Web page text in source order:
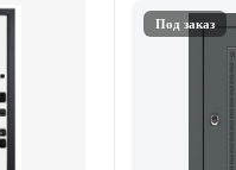
Под заказ